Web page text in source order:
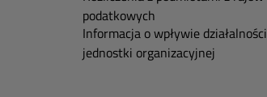
podatkowych
Informacja o wpływie działalności
jednostki organizacyjnej